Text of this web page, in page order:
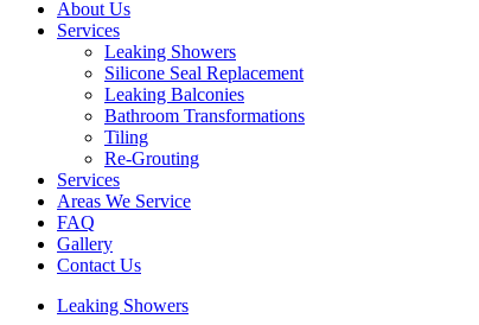
About Us
Services
Leaking Showers
Silicone Seal Replacement
Leaking Balconies
Bathroom Transformations
Tiling
Re-Grouting
Services
Areas We Service
FAQ
Gallery
Contact Us
Leaking Showers